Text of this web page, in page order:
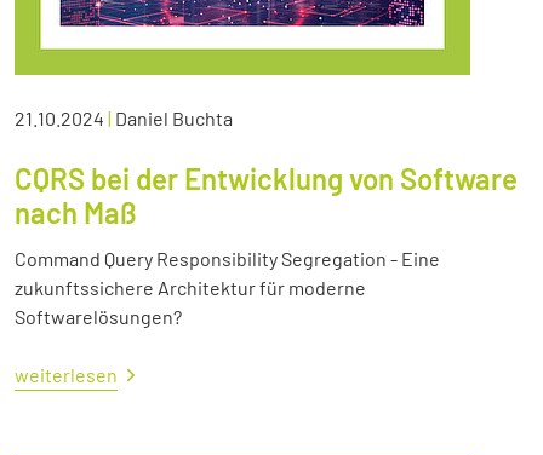
21.10.2024 | Daniel Buchta
CQRS bei der Entwicklung von Software
nach Maß
Command Query Responsibility Segregation - Eine
zukunftssichere Architektur für moderne
Softwarelösungen?
weiterlesen